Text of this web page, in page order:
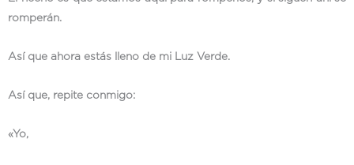
romperán.
Así que ahora estás lleno de mi Luz Verde.
Así que, repite conmigo:
«Yo,